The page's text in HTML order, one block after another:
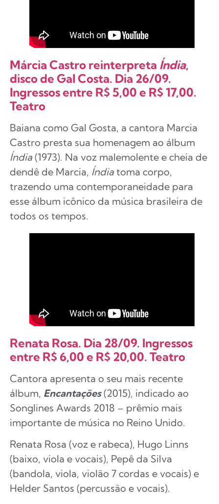
Márcia Castro reinterpreta Índia,
disco de Gal Costa. Dia 26/09.
Ingressos entre R$ 5,00 e R$ 17,00.
Teatro
Baiana como Gal Gosta, a cantora Marcia
Castro presta sua homenagem ao álbum
Índia (1973). Na voz malemolente e cheia de
dendê de Marcia, Índia toma corpo,
trazendo uma contemporaneidade para
esse álbum icônico da música brasileira de
todos os tempos.
Renata Rosa. Dia 28/09. Ingressos
entre R$ 6,00 e R$ 20,00. Teatro
Cantora apresenta o seu mais recente
álbum, Encantações(2015), indicado ao
Songlines Awards 2018 – prêmio mais
importante de música no Reino Unido.
Renata Rosa (voz e rabeca), Hugo Linns
(baixo, viola e vocais), Pepê da Silva
(bandola, viola, violão 7 cordas e vocais) e
Helder Santos (percussão e vocais).